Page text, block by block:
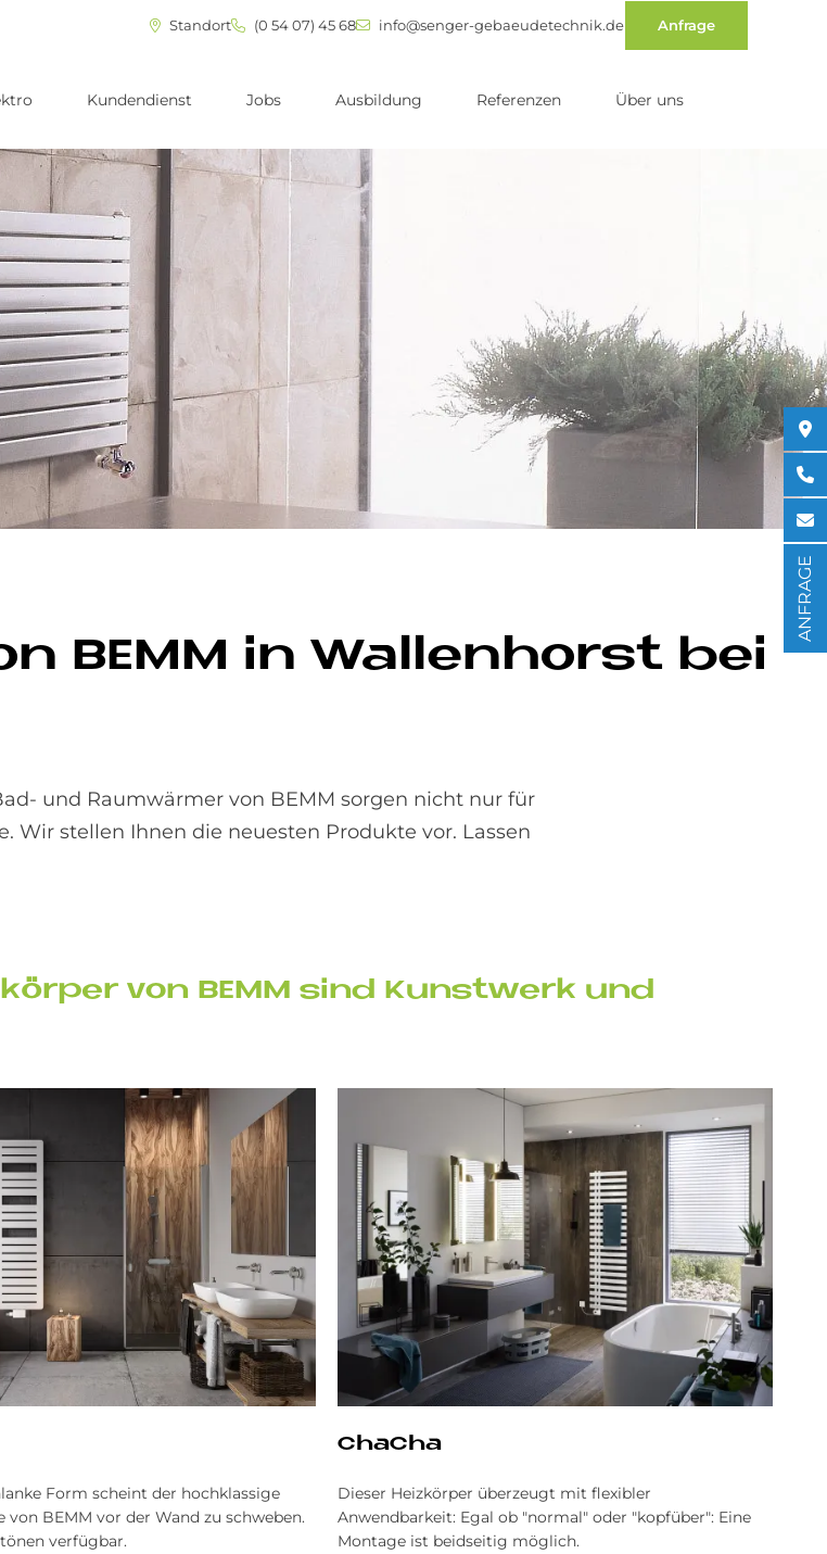
Standort (0 54 07) 45 68 info@senger-gebaeudetechnik.de Anfrage
Kundendienst Jobs Ausbildung Referenzen Über uns
BEMM in Wal­len­horst bei
und Raumwärmer von BEMM sorgen nicht nur für
Wir stellen Ihnen die neuesten Produkte vor. Lassen
von BEMM sind Kunst­werk und
Form scheint der hochklassige
von BEMM vor der Wand zu schweben.
verfügbar.
ChaCha
Dieser Heizkörper überzeugt mit flexibler
Anwendbarkeit: Egal ob "normal" oder "kopfüber": Eine
Montage ist beidseitig möglich.
ANFRAGE